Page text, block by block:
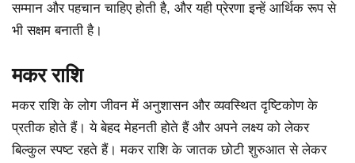
सम्मान और पहचान चाहिए होती है, और यही प्रेरणा इन्हें आर्थिक रूप से
भी सक्षम बनाती है।
मकर राशि
मकर राशि के लोग जीवन में अनुशासन और व्यवस्थित दृष्टिकोण के
प्रतीक होते हैं। ये बेहद मेहनती होते हैं और अपने लक्ष्य को लेकर
बिल्कुल स्पष्ट रहते हैं। मकर राशि के जातक छोटी शुरुआत से लेकर